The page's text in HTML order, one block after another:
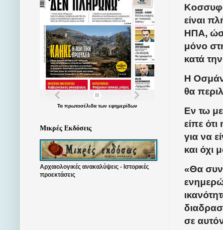
είναι
ΗΠΑ,
μόνο
κατά
Η
θα
Εν τω
είπε
για να
και όχι
«Θα
σε
Τα πρωτοσέλιδατων εφημερίδων
Μικρές Εκδόσεις
Αρχαιολογικές ανακαλύψεις - Ιστορικές
προεκτάσεις